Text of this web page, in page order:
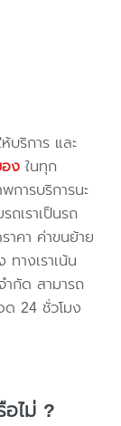
บริการ และ
อง ในทุก
การบริการนะ
ถเราเป็นรถ
าคา ค่าขนย้าย
างเราเน้น
กัด สามารถ
ด 24 ชั่วโมง
อไม่ ?